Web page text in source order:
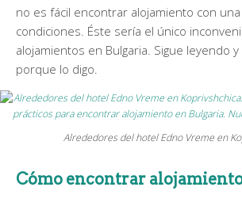
no es fácil encontrar alojamiento con
condiciones. Éste sería el único
alojamientos en Bulgaria. Sigue leyendo
porque lo digo.
Alrededores del hotel Edno Vreme en
Cómo encontrar